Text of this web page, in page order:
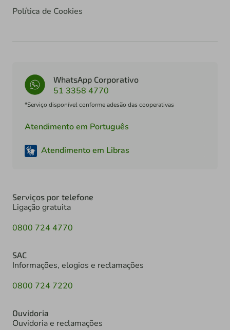
Política de Cookies
WhatsApp Corporativo
51 3358 4770
*Serviço disponível conforme adesão das cooperativas
Atendimento em Português
Atendimento em Libras
Serviços por telefone
Ligação gratuita
0800 724 4770
SAC
Informações, elogios e reclamações
0800 724 7220
Ouvidoria
Ouvidoria e reclamações